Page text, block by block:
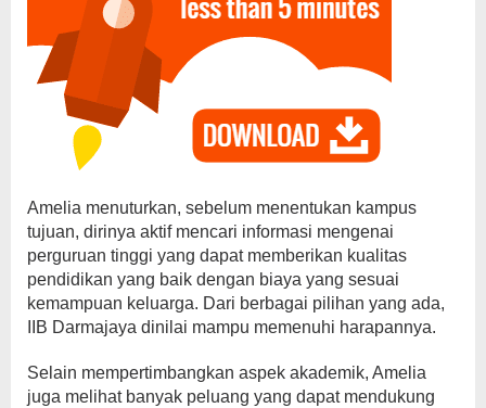
Amelia menuturkan, sebelum menentukan kampus
tujuan, dirinya aktif mencari informasi mengenai
perguruan tinggi yang dapat memberikan kualitas
pendidikan yang baik dengan biaya yang sesuai
kemampuan keluarga. Dari berbagai pilihan yang ada,
IIB Darmajaya dinilai mampu memenuhi harapannya.
Selain mempertimbangkan aspek akademik, Amelia
juga melihat banyak peluang yang dapat mendukung